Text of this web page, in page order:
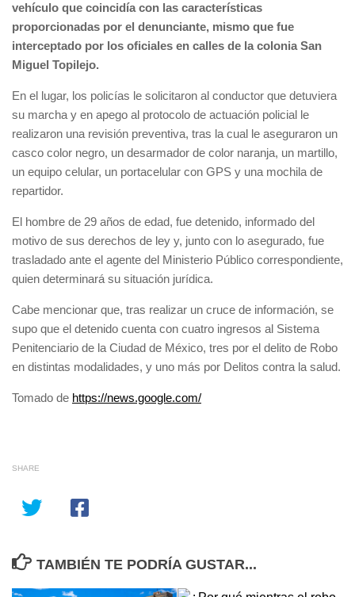
vehículo que coincidía con las características
proporcionadas por el denunciante, mismo que fue
interceptado por los oficiales en calles de la colonia San
Miguel Topilejo.
En el lugar, los policías le solicitaron al conductor que detuviera
su marcha y en apego al protocolo de actuación policial le
realizaron una revisión preventiva, tras la cual le aseguraron un
casco color negro, un desarmador de color naranja, un martillo,
un equipo celular, un portacelular con GPS y una mochila de
repartidor.
El hombre de 29 años de edad, fue detenido, informado del
motivo de sus derechos de ley y, junto con lo asegurado, fue
trasladado ante el agente del Ministerio Público correspondiente,
quien determinará su situación jurídica.
Cabe mencionar que, tras realizar un cruce de información, se
supo que el detenido cuenta con cuatro ingresos al Sistema
Penitenciario de la Ciudad de México, tres por el delito de Robo
en distintas modalidades, y uno más por Delitos contra la salud.
Tomado de https://news.google.com/
SHARE
TAMBIÉN TE PODRÍA GUSTAR...